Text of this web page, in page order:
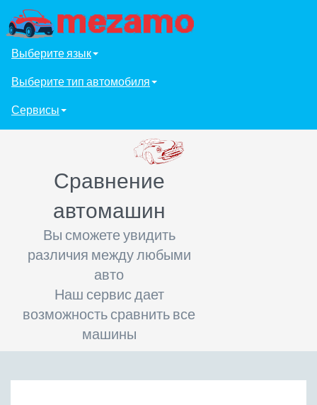
Выберите язык
Выберите тип автомобиля
Сервисы
Сравнение
автомашин
Вы сможете увидить
различия между любыми
авто
Наш сервис дает
возможность сравнить все
машины